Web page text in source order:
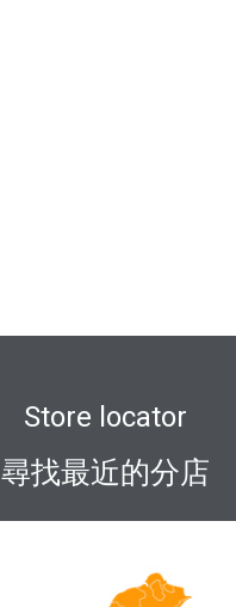
Store locator
尋找最近的分店